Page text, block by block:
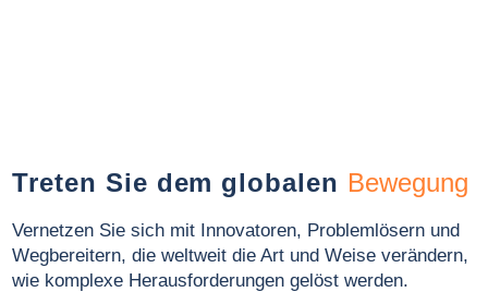
Treten Sie dem globalen Bewegung
Vernetzen Sie sich mit Innovatoren, Problemlösern und
Wegbereitern, die weltweit die Art und Weise verändern,
wie komplexe Herausforderungen gelöst werden.